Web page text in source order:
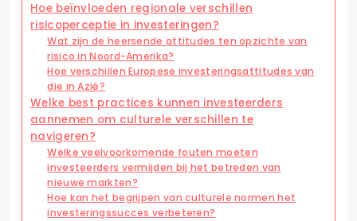
Hoe beïnvloeden regionale verschillen
risicoperceptie in investeringen?
Wat zijn de heersende attitudes ten opzichte van
risico in Noord-Amerika?
Hoe verschillen Europese investeringsattitudes van
die in Azië?
Welke best practices kunnen investeerders
aannemen om culturele verschillen te
navigeren?
Welke veelvoorkomende fouten moeten
investeerders vermijden bij het betreden van
nieuwe markten?
Hoe kan het begrijpen van culturele normen het
investeringssucces verbeteren?